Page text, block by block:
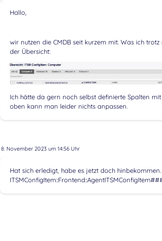
Hallo,
wir nutzen die CMDB seit kurzem mit. Was ich
der Übersicht:
Ich hätte da gern noch selbst definierte Spalten
oben kann man leider nichts anpassen.
8. November 2023 um 14:56 Uhr
Hat sich erledigt, habe es jetzt doch